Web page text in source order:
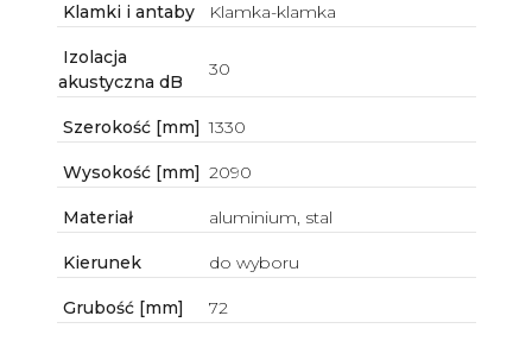
Klamki i antaby Klamka-klamka
Izolacja
akustyczna dB
30
Szerokość [mm] 1330
Wysokość [mm] 2090
Materiał aluminium, stal
Kierunek do wyboru
Grubość [mm] 72